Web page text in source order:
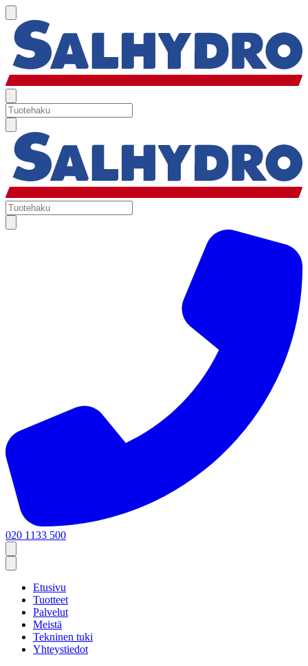
020 1133 500
Etusivu
Tuotteet
Palvelut
Meistä
Tekninen tuki
Yhteystiedot